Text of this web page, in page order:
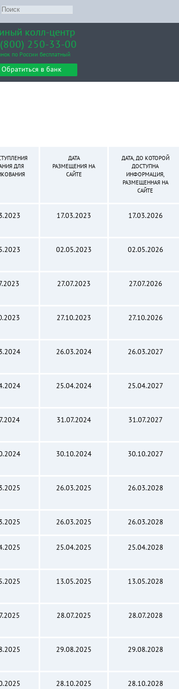
колл-центр
(800) 250-33-00
по России бесплатный
Обратиться в банк
ДЛЯ
ДАТА
РАЗМЕЩЕНИЯ НА
САЙТЕ
ДАТА, ДО КОТОРОЙ
ДОСТУПНА
ИНФОРМАЦИЯ,
РАЗМЕЩЕННАЯ НА
САЙТЕ
17.03.2023 17.03.2026
02.05.2023 02.05.2026
27.07.2023 27.07.2026
27.10.2023 27.10.2026
26.03.2024 26.03.2027
25.04.2024 25.04.2027
31.07.2024 31.07.2027
30.10.2024 30.10.2027
26.03.2025 26.03.2028
26.03.2025 26.03.2028
25.04.2025 25.04.2028
13.05.2025 13.05.2028
28.07.2025 28.07.2028
29.08.2025 29.08.2028
28.10.2025 28.10.2028